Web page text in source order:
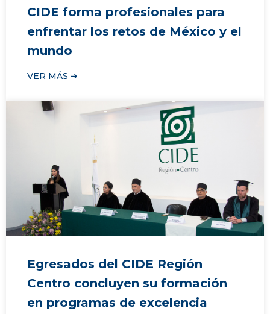
CIDE forma profesionales para
enfrentar los retos de México y el
mundo
VER MÁS ➔
Egresados del CIDE Región
Centro concluyen su formación
en programas de excelencia